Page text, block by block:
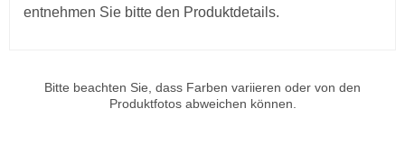
entnehmen Sie bitte den Produktdetails.
Bitte beachten Sie, dass Farben variieren oder von den
Produktfotos abweichen können.